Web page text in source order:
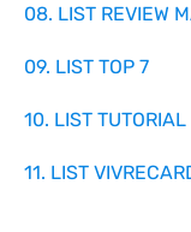
08. LIST REVIEW
09. LIST TOP 7
10. LIST TUTORIAL
11. LIST